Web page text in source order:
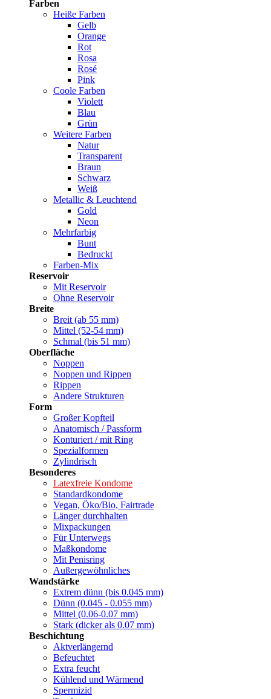
Farben
Heiße Farben
Gelb
Orange
Rot
Rosa
Rosé
Pink
Coole Farben
Violett
Blau
Grün
Weitere Farben
Natur
Transparent
Braun
Schwarz
Weiß
Metallic & Leuchtend
Gold
Neon
Mehrfarbig
Bunt
Bedruckt
Farben-Mix
Reservoir
Mit Reservoir
Ohne Reservoir
Breite
Breit (ab 55 mm)
Mittel (52-54 mm)
Schmal (bis 51 mm)
Oberfläche
Noppen
Noppen und Rippen
Rippen
Andere Strukturen
Form
Großer Kopfteil
Anatomisch / Passform
Konturiert / mit Ring
Spezialformen
Zylindrisch
Besonderes
Latexfreie Kondome
Standardkondome
Vegan, Öko/Bio, Fairtrade
Länger durchhalten
Mixpackungen
Für Unterwegs
Maßkondome
Mit Penisring
Außergewöhnliches
Wandstärke
Extrem dünn (bis 0.045 mm)
Dünn (0.045 - 0.055 mm)
Mittel (0.06-0.07 mm)
Stark (dicker als 0.07 mm)
Beschichtung
Aktverlängernd
Befeuchtet
Extra feucht
Kühlend und Wärmend
Spermizid